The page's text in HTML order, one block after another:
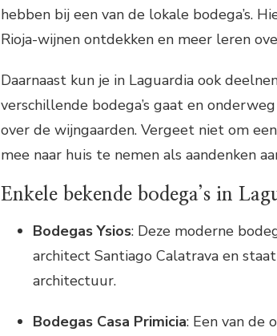
hebben bij een van de lokale bodega’s.
Rioja-wijnen ontdekken en meer leren
Daarnaast kun je in Laguardia ook
verschillende bodega’s gaat en
over de wijngaarden. Vergeet niet om
mee naar huis te nemen als aandenken
Enkele bekende bodega’s in
Bodegas Ysios: Deze moderne
architect Santiago Calatrava en
architectuur.
Bodegas Casa Primicia: Een van de